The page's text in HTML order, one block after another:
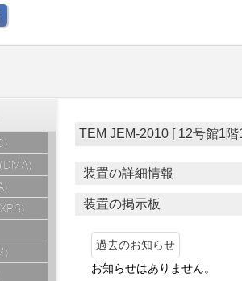
TEM JEM-2010 [ 12号館1
装置の詳細情報
装置の掲示板
過去のお知らせ
お知らせはありません。